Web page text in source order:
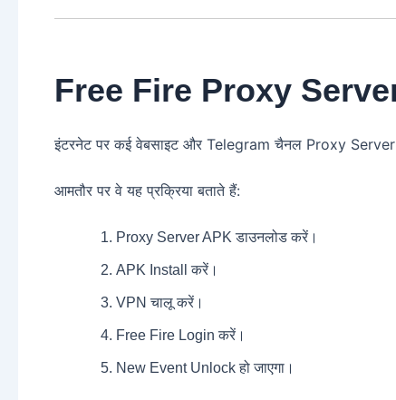
Free Fire Proxy
इंटरनेट पर कई वेबसाइट और Telegram चैनल Proxy Server
आमतौर पर वे यह प्रक्रिया बताते हैं:
Proxy Server APK डाउनलोड करें।
APK Install करें।
VPN चालू करें।
Free Fire Login करें।
New Event Unlock हो जाएगा।